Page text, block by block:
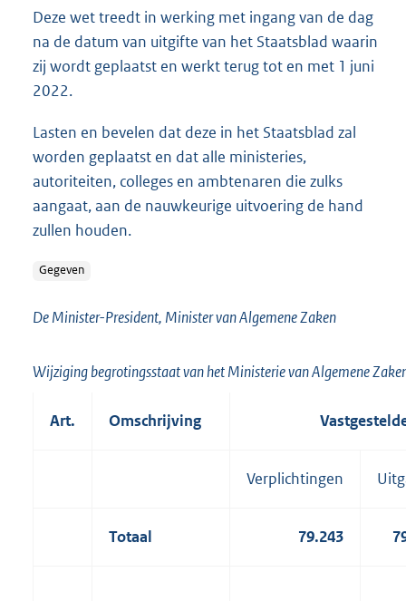
Deze wet treedt in werking met ingang van de dag
na de datum van uitgifte van het Staatsblad waarin
zij wordt geplaatst en werkt terug tot en met 1 juni
2022.
Lasten en bevelen dat deze in het Staatsblad zal
worden geplaatst en dat alle ministeries,
autoriteiten, colleges en ambtenaren die zulks
aangaat, aan de nauwkeurige uitvoering de hand
zullen houden.
Gegeven
De Minister-President, Minister van Algemene Zaken
Wijziging begrotingsstaat van het Ministerie van Algemene
Art. Omschrijving
Verplichtingen
Totaal 79.243